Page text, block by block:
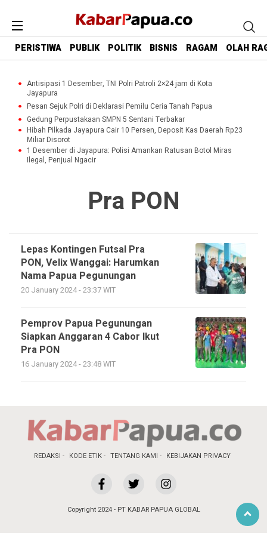
PERISTIWA PUBLIK POLITIK BISNIS RAGAM OLAH
Antisipasi 1 Desember, TNI Polri Patroli 2×24 jam di Kota
Jayapura
Pesan Sejuk Polri di Deklarasi Pemilu Ceria Tanah Papua
Gedung Perpustakaan SMPN 5 Sentani Terbakar
Hibah Pilkada Jayapura Cair 10 Persen, Deposit Kas Daerah Rp23
Miliar Disorot
1 Desember di Jayapura: Polisi Amankan Ratusan Botol Miras
Ilegal, Penjual Ngacir
Pra PON
Lepas Kontingen Futsal Pra
PON, Velix Wanggai: Harumkan
Nama Papua Pegunungan
20 January 2024 - 23:37 WIT
Pemprov Papua Pegunungan
Siapkan Anggaran 4 Cabor Ikut
Pra PON
16 January 2024 - 23:48 WIT
REDAKSI KODE ETIK TENTANG KAMI KEBIJAKAN PRIVACY
Copyright 2024 - PT KABAR PAPUA GLOBAL